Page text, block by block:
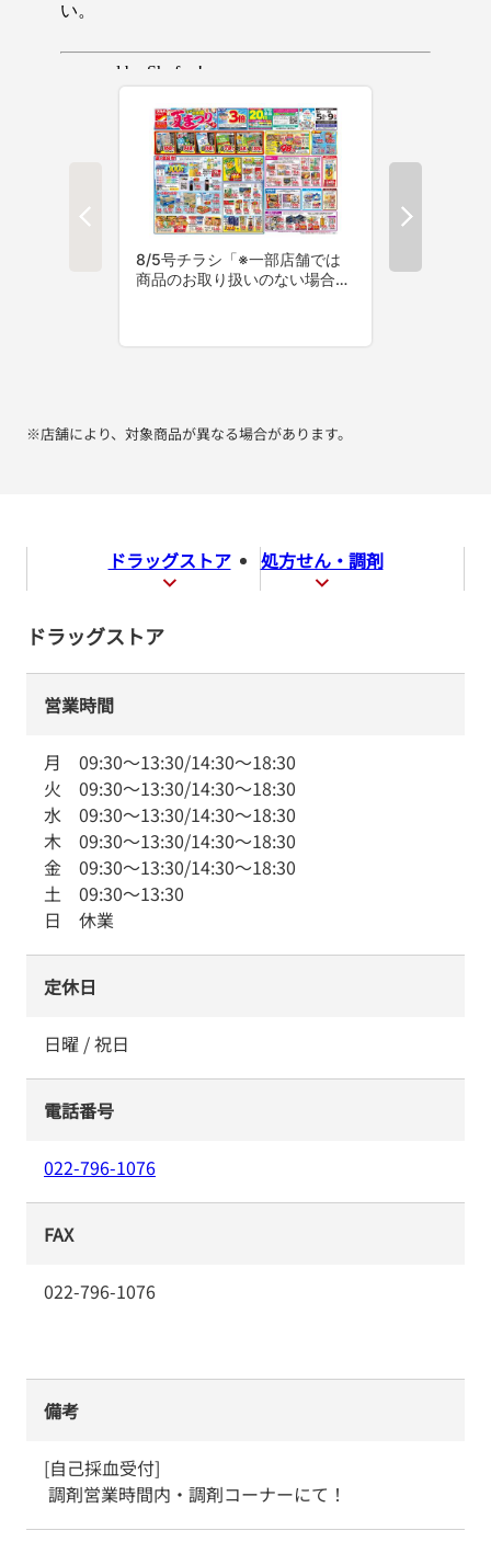
※店舗により、対象商品が異なる場合があります。
ドラッグストア 処方せん・調剤
ドラッグストア
営業時間
月 09:30～13:30/14:30～18:30
火 09:30～13:30/14:30～18:30
水 09:30～13:30/14:30～18:30
木 09:30～13:30/14:30～18:30
金 09:30～13:30/14:30～18:30
土 09:30～13:30
日 休業
定休日
日曜 / 祝日
電話番号
022-796-1076
FAX
022-796-1076
備考
[自己採血受付]
調剤営業時間内・調剤コーナーにて！